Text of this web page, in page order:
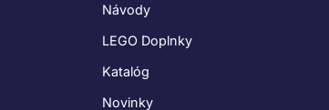
Návody
LEGO Doplnky
Katalóg
Novinky